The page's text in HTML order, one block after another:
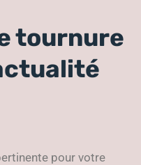
tournure
pour votre